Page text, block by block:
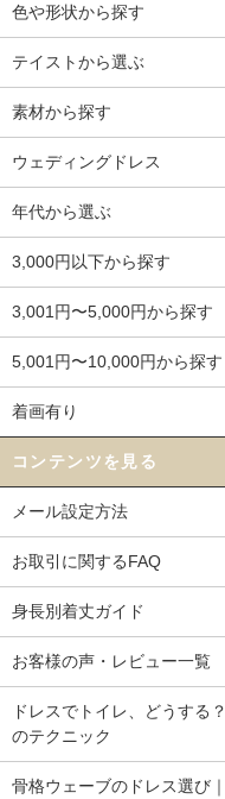
色や形状から探す
テイストから選ぶ
素材から探す
ウェディングドレス
年代から選ぶ
3,000円以下から探す
3,001円〜5,000円から探す
5,001円〜10,000円から探す
着画有り
コンテンツを見る
メール設定方法
お取引に関するFAQ
身長別着丈ガイド
お客様の声・レビュー一覧
ドレスでトイレ、どうする
のテクニック
骨格ウェーブのドレス選び